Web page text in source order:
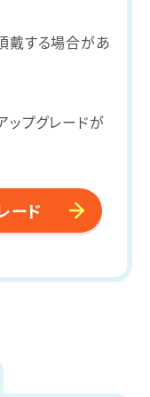
する場合があ
ップグレードが
ード